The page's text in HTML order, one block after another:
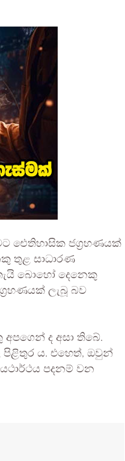
ඓතිහාසික ජග්‍රහණයක්
තුළ සාධාරණ
බොහෝ දෙනෙකු
ලැබූ බව
ද අසා තිබේ.
පිළිතුර ය. එහෙත්, ඔවුන්
පදනම් වන